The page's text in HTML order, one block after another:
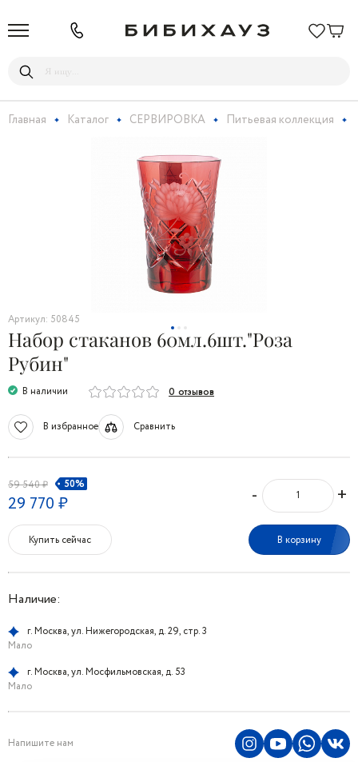
Главная Каталог СЕРВИРОВКА Питьевая коллекция
Артикул: 50845
Набор стаканов 60мл.6шт."Роза
Рубин"
В наличии 0 отзывов
В избранное Сравнить
59 540 ₽ 50%
29 770 ₽ - +
Купить сейчас В корзину
Наличие:
г. Москва, ул. Нижегородская, д. 29, стр. 3
Мало
г. Москва, ул. Мосфильмовская, д. 53
Мало
Напишите нам